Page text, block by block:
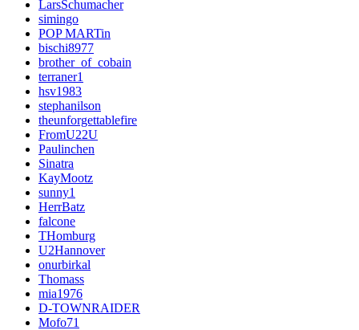
LarsSchumacher
simingo
POP MARTin
bischi8977
brother_of_cobain
terraner1
hsv1983
stephanilson
theunforgettablefire
FromU22U
Paulinchen
Sinatra
KayMootz
sunny1
HerrBatz
falcone
THomburg
U2Hannover
onurbirkal
Thomass
mia1976
D-TOWNRAIDER
Mofo71